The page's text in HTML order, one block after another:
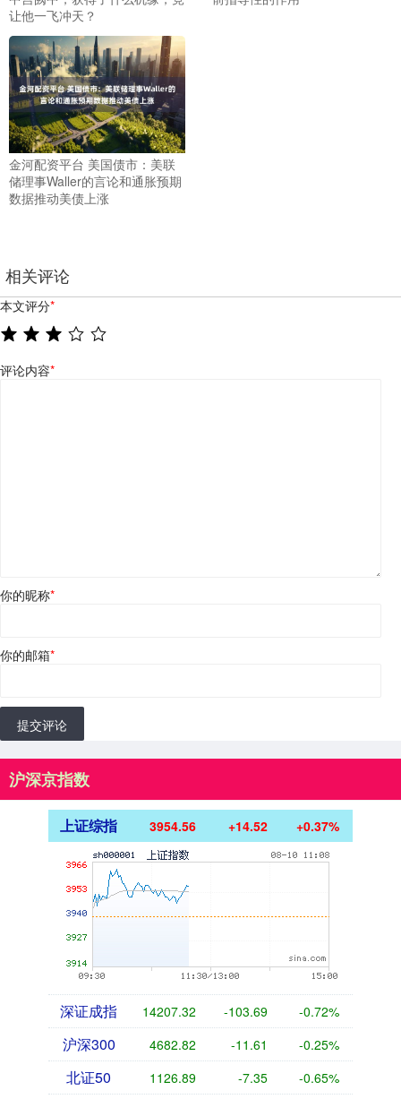
让他一飞冲天？
金河配资平台 美国债市：美联
储理事Waller的言论和通胀预期
数据推动美债上涨
相关评论
本文评分*
评论内容*
你的昵称*
你的邮箱*
提交评论
沪深京指数
上证综指 3954.56 +14.52 +0.37%
深证成指 14207.32 -103.69 -0.72%
沪深300 4682.82 -11.61 -0.25%
北证50 1126.89 -7.35 -0.65%